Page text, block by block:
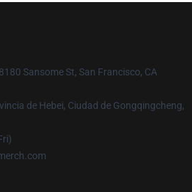
Sansome St, San Francisco, CA
de Hebei, Ciudad de Gongqingcheng,